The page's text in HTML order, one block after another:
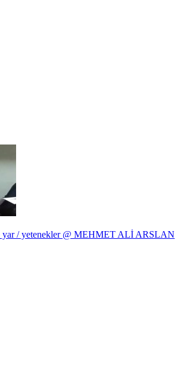
yar / yetenekler @ MEHMET ALİ ARSLAN